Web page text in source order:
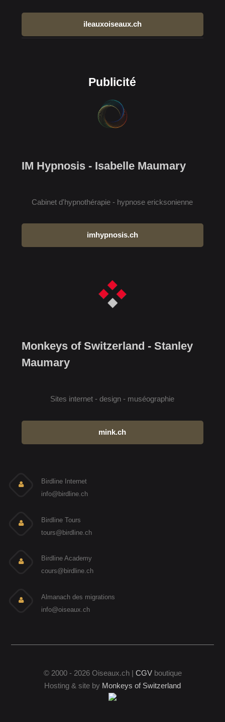
ileauxoiseaux.ch
Publicité
IM Hypnosis - Isabelle Maumary
Cabinet d'hypnothérapie - hypnose ericksonienne
imhypnosis.ch
Monkeys of Switzerland - Stanley
Maumary
Sites internet - design - muséographie
mink.ch
Birdline Internet
info@birdline.ch
Birdline Tours
tours@birdline.ch
Birdline Academy
cours@birdline.ch
Almanach des migrations
info@oiseaux.ch
© 2000 - 2026 Oiseaux.ch | CGVboutique
Hosting & site by Monkeys of Switzerland